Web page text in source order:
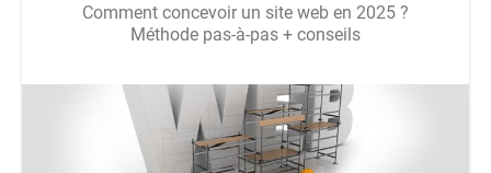
Comment concevoir un site web en 2025 ?
Méthode pas-à-pas + conseils